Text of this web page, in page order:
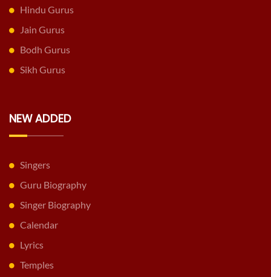
Hindu Gurus
Jain Gurus
Bodh Gurus
Sikh Gurus
NEW ADDED
Singers
Guru Biography
Singer Biography
Calendar
Lyrics
Temples